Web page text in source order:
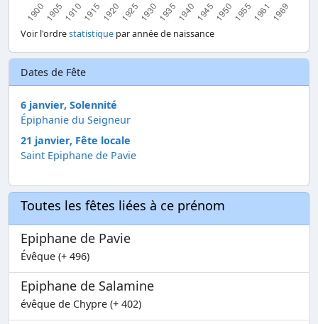
Voir l'ordrestatistique par année de naissance
Dates de Fête
6 janvier, Solennité
Épiphanie du Seigneur
21 janvier, Fête locale
Saint Epiphane de Pavie
Toutes les fêtes liées à ce prénom
Epiphane de Pavie
Évêque (+ 496)
Epiphane de Salamine
évêque de Chypre (+ 402)